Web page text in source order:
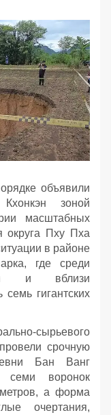
объявили
зоной
масштабных
округа Пху Пха
в районе
где среди
и вблизи
семь гигантских
сырьевого
срочную
Бан Ванг
воронок
а форма
очертания,